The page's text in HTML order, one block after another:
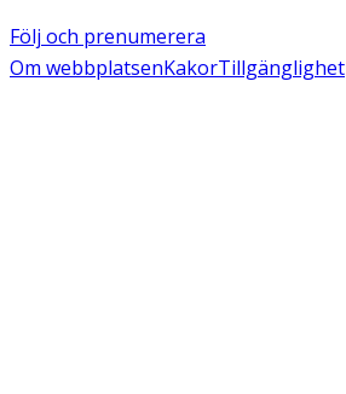
Följ och prenumerera
Om webbplatsenKakorTillgänglighet